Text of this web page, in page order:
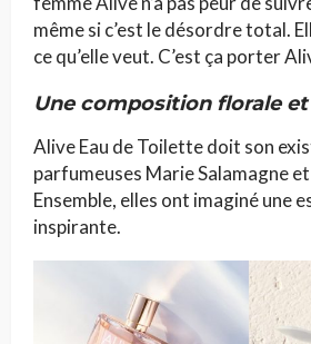
même si c’est le désordre total.
ce qu’elle veut. C’est ça porter
Une composition florale
Alive Eau de Toilette doit son
parfumeuses Marie Salamagne
Ensemble, elles ont imaginé une
inspirante.